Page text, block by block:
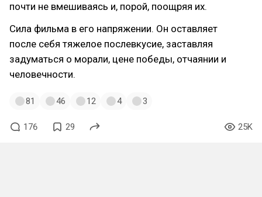
почти не вмешиваясь и, порой, поощряя их.
Сила фильма в его напряжении. Он оставляет
после себя тяжелое послевкусие, заставляя
задуматься о морали, цене победы, отчаянии и
человечности.
81 46 12 4 3
176 29 25K